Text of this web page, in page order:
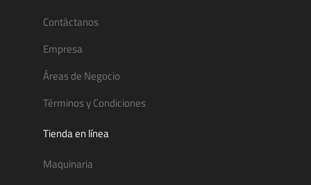
Contáctanos
Empresa
Áreas de Negocio
Términos y Condiciones
Tienda en línea
Maquinaria